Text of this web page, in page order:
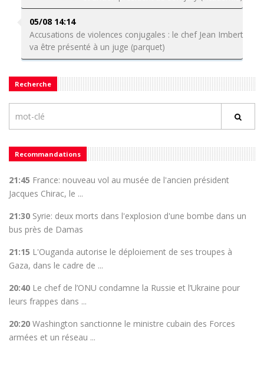
05/08 14:14
Accusations de violences conjugales : le chef Jean Imbert
va être présenté à un juge (parquet)
Recherche
Recommandations
21:45 France: nouveau vol au musée de l'ancien président
Jacques Chirac, le ...
21:30 Syrie: deux morts dans l'explosion d'une bombe dans un
bus près de Damas
21:15 L'Ouganda autorise le déploiement de ses troupes à
Gaza, dans le cadre de ...
20:40 Le chef de l’ONU condamne la Russie et l’Ukraine pour
leurs frappes dans ...
20:20 Washington sanctionne le ministre cubain des Forces
armées et un réseau ...